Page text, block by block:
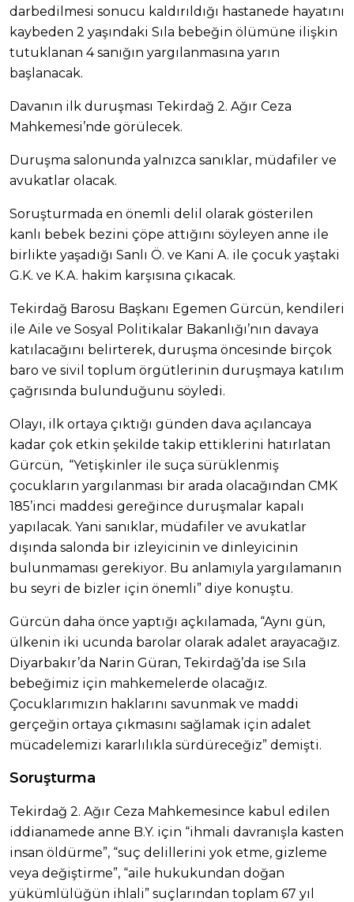
darbedilmesi sonucu kaldırıldığı hastanede hayatını
kaybeden 2 yaşındaki Sıla bebeğin ölümüne ilişkin
tutuklanan 4 sanığın yargılanmasına yarın
başlanacak.
Davanın ilk duruşması Tekirdağ 2. Ağır Ceza
Mahkemesi’nde görülecek.
Duruşma salonunda yalnızca sanıklar, müdafiler ve
avukatlar olacak.
Soruşturmada en önemli delil olarak gösterilen
kanlı bebek bezini çöpe attığını söyleyen anne ile
birlikte yaşadığı Sanlı Ö. ve Kani A. ile çocuk yaştaki
G.K. ve K.A. hakim karşısına çıkacak.
Tekirdağ Barosu Başkanı Egemen Gürcün, kendileri
ile Aile ve Sosyal Politikalar Bakanlığı’nın davaya
katılacağını belirterek, duruşma öncesinde birçok
baro ve sivil toplum örgütlerinin duruşmaya katılım
çağrısında bulunduğunu söyledi.
Olayı, ilk ortaya çıktığı günden dava açılancaya
kadar çok etkin şekilde takip ettiklerini hatırlatan
Gürcün, “Yetişkinler ile suça sürüklenmiş
çocukların yargılanması bir arada olacağından CMK
185’inci maddesi gereğince duruşmalar kapalı
yapılacak. Yani sanıklar, müdafiler ve avukatlar
dışında salonda bir izleyicinin ve dinleyicinin
bulunmaması gerekiyor. Bu anlamıyla yargılamanın
bu seyri de bizler için önemli” diye konuştu.
Gürcün daha önce yaptığı açkılamada, “Aynı gün,
ülkenin iki ucunda barolar olarak adalet arayacağız.
Diyarbakır’da Narin Güran, Tekirdağ’da ise Sıla
bebeğimiz için mahkemelerde olacağız.
Çocuklarımızın haklarını savunmak ve maddi
gerçeğin ortaya çıkmasını sağlamak için adalet
mücadelemizi kararlılıkla sürdüreceğiz” demişti.
Soruşturma
Tekirdağ 2. Ağır Ceza Mahkemesince kabul edilen
iddianamede anne B.Y. için “ihmali davranışla kasten
insan öldürme”, “suç delillerini yok etme, gizleme
veya değiştirme”, “aile hukukundan doğan
yükümlülüğün ihlali” suçlarından toplam 67 yıl